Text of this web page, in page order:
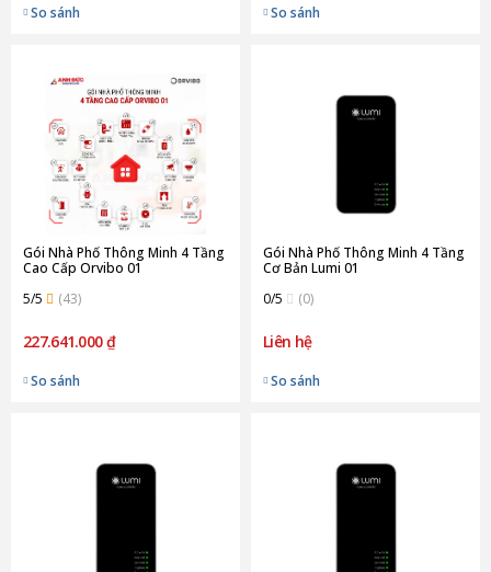
So sánh So sánh
Gói Nhà Phố Thông Minh 4 Tầng
Cao Cấp Orvibo 01
5/5
(43)
227.641.000 ₫
So sánh
Gói Nhà Phố Thông Minh 4 Tầng
Cơ Bản Lumi 01
0/5
(0)
Liên hệ
So sánh